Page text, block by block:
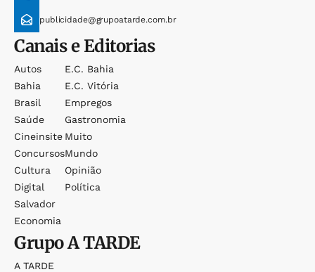
publicidade@grupoatarde.com.br
Canais e Editorias
Autos
Bahia
Brasil
Saúde
Cineinsite
Concursos
Cultura
Digital
Salvador
Economia
E.c. Bahia
E.c. Vitória
Empregos
Gastronomia
Muito
Mundo
Opinião
Política
GrupoA TARDE
A TARDE